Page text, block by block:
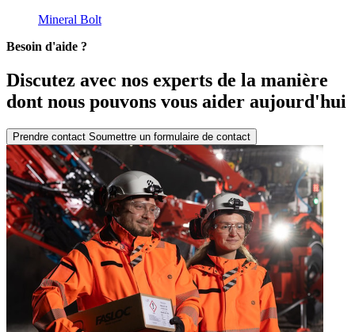
Mineral Bolt
Besoin d'aide ?
Discutez avec nos experts de la manière
dont nous pouvons vous aider aujourd'hui
Prendre contact Soumettre un formulaire de contact